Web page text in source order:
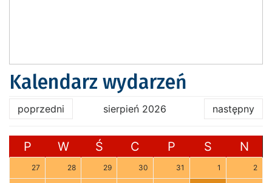
Kalendarz wydarzeń
poprzedni sierpień 2026 następny
P W Ś C P S N
27 28 29 30 31 1 2